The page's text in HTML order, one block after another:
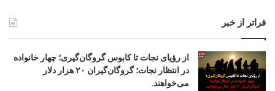
فراتر از خبر
از رؤیای نجات تا کابوس گروگان‌گیری؛ چهار خانواده
در انتظار نجات؛ گروگان‌گیران ۲۰ هزار دلار
می‌خواهند.